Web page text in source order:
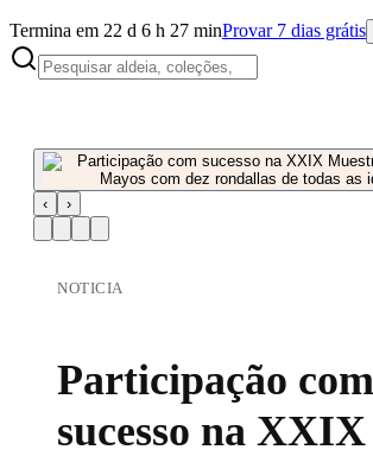
Termina em 22 d 6 h 27 minProvar 7 dias grátis
‹ ›
NOTICIA
Participação com
sucesso na XXIX